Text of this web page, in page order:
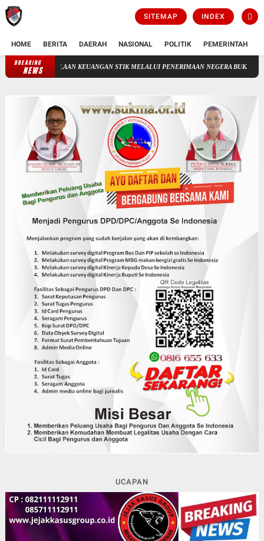
SITEMAP INDEX
HOME BERITA DAERAH NASIONAL POLITIK PEMERINTAH
BREAKING
NEWSKEUANGAN STIK MELALUI PENERIMAAN NEGERA BUKAN PAJAK(PNBP)
UCAPAN